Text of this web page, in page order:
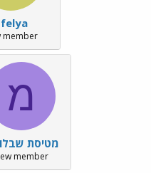
member
מ
מטיסת
member